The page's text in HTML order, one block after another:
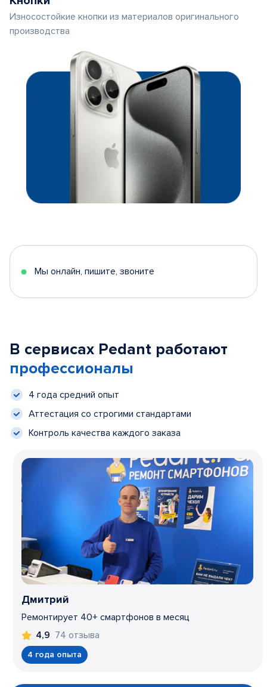
Износостойкие кнопки из материалов оригинального
производства
Мы онлайн, пишите, звоните
В сервисах Pedant работают
профессионалы
4 года средний опыт
Аттестация со строгими стандартами
Контроль качества каждого заказа
Дмитрий
Ремонтирует 40+ смартфонов в месяц
4,9 74 отзыва
4 года опыта